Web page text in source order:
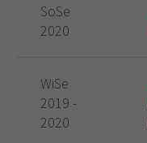
SoSe
2020
WiSe
2019 -
2020